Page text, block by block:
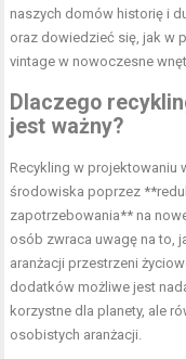
naszych domów historię i
oraz dowiedzieć się, jak w
vintage w nowoczesne
Dlaczego
jest ważny?
Recykling w projektowaniu
środowiska poprzez
zapotrzebowania** na
osób zwraca uwagę na to,
aranżacji przestrzeni
dodatków możliwe jest
korzystne dla planety, ale
osobistych aranżacji.